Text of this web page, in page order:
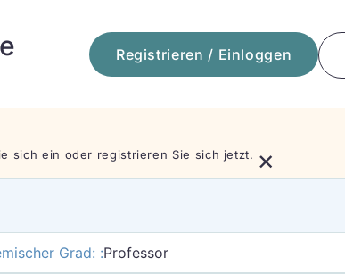
Registrieren / Einloggen
sich ein oder registrieren Sie sich jetzt. ×
Grad: :Professor